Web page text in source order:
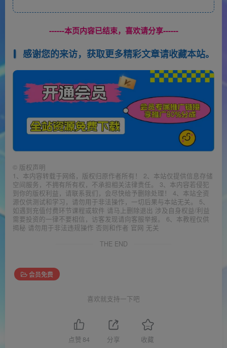
------本页内容已结束，喜欢请分享------
感谢您的来访，获取更多精彩文章请收藏本站。
© 版权声明
1、本内容转载于网络，版权归原作者所有！ 2、本站仅提供信息存储
空间服务，不拥有所有权，不承担相关法律责任。 3、本内容若侵犯
到你的版权利益，请联系我们，会尽快给予删除处理！ 4、本站全资
源仅供测试和学习，请勿用于非法操作，一切后果与本站无关。 5、
如遇到充值付费环节课程或软件 请马上删除退出 涉及自身权益/利益
需要投资的一律不要相信，访客发现请向客服举报。 6、本教程仅供
揭秘 请勿用于非法违规操作 否则和作者 官网 无关
THE END
会员免费
喜欢就支持一下吧
点赞 84 分享 收藏